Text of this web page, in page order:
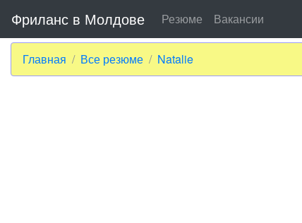
Фриланс в Молдове Резюме Вакансии
Главная Все резюме Natalie